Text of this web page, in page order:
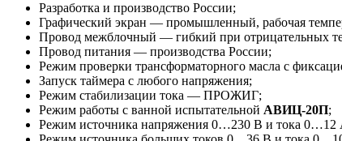
Разработка и производство России;
Графический экран — промышленный, рабочая
Провод межблочный — гибкий при отрицательных
Провод питания — производства России;
Режим проверки трансформаторного масла с
Запуск таймера с любого напряжения;
Режим стабилизации тока — ПРОЖИГ;
Режим работы с ванной испытательной АВИЦ-20П;
Режим источника напряжения 0…230 В и тока 0…12